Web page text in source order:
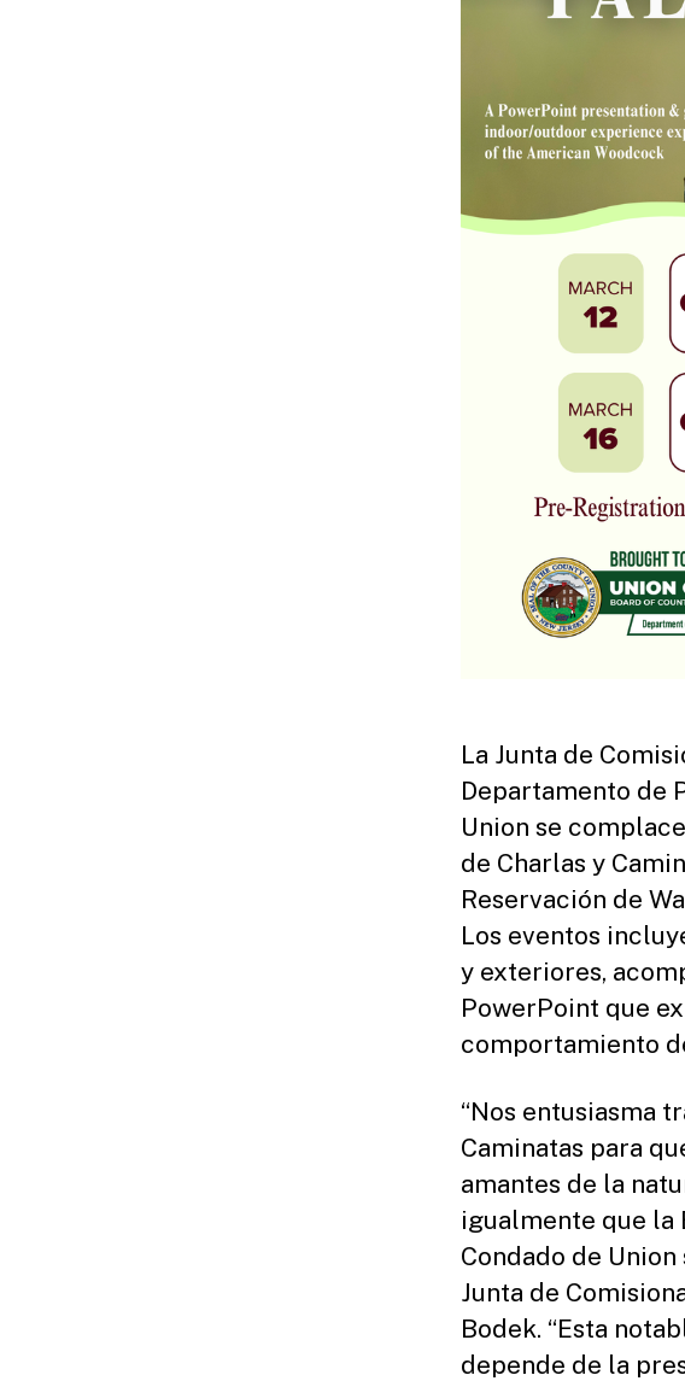
La Junta de
Departamento de
Union se
de Charlas y
Reservación de
Los eventos
y exteriores,
PowerPoint que
comportamiento
“Nos entusiasma
Caminatas para
amantes de la
igualmente que la
Condado de
Junta de
Bodek. “Esta
depende de la